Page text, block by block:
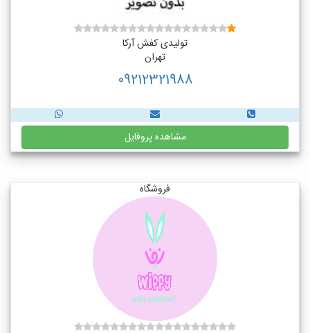
تولیدی کفش آرکا
تهران
09212321988
مشاهده پروفایل
فروشگاه